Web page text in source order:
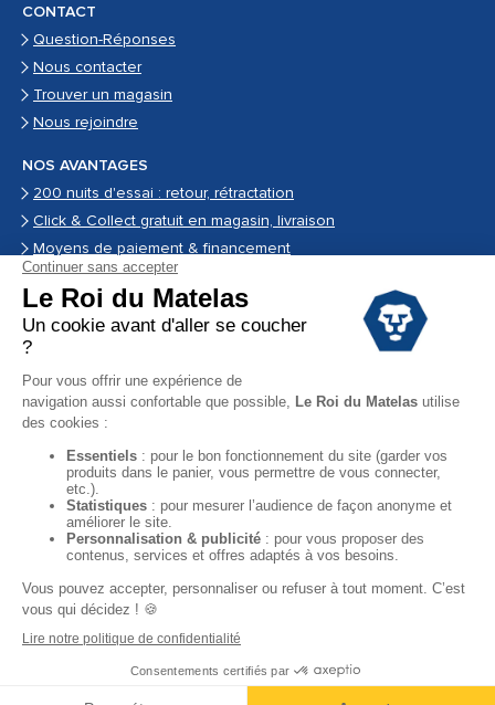
CONTACT
Question-Réponses
Nous contacter
Trouver un magasin
Nous rejoindre
NOS AVANTAGES
200 nuits d'essai : retour, rétractation
Click & Collect gratuit en magasin, livraison
Moyens de paiement & financement
Garantie
Black Friday
Destockage
Soldes
Conditions Générales de vente magasin
Conditions Générales de vente internet
Mentions Légales
Données personnelles
Facebook
Instagram
YouTube
Copyright © 2024. Tous droits réservés.